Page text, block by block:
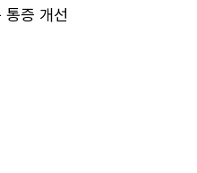
통증 개선